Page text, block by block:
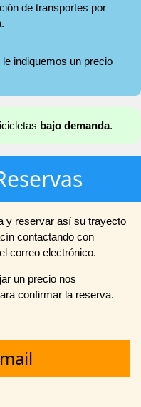
de transportes por
indiquemos un precio
bajo demanda.
y reservar así su trayecto
contactando con
correo electrónico.
un precio nos
confirmar la reserva.